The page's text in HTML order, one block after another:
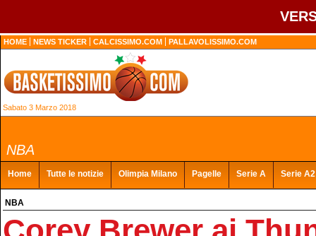
HOME NEWS TICKER CALCISSIMO.COM PALLAVOLISSIMO.COM
Sabato 3 Marzo 2018
NBA
Home Tutte le notizie Olimpia Milano Pagelle Serie A Serie A2
NBA